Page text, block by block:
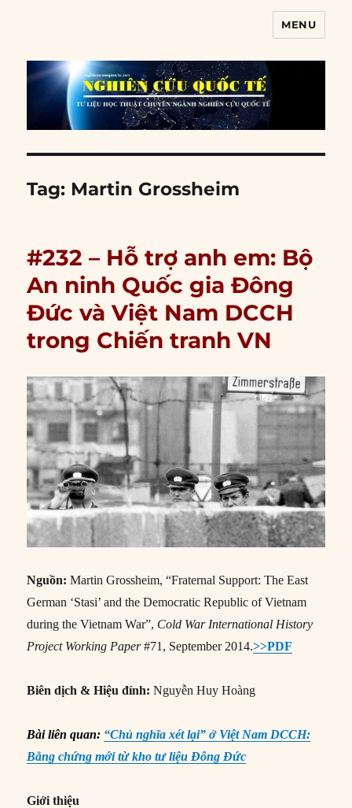
MENU
Tag: Martin Grossheim
#232 – Hỗ trợ anh em: Bộ
An ninh Quốc gia Đông
Đức và Việt Nam DCCH
trong Chiến tranh VN
Nguồn:Martin Grossheim, “Fraternal Support: The East
German ‘Stasi’ and the Democratic Republic of Vietnam
during the Vietnam War”, Cold War International History
Project Working Paper#71, September 2014.>>PDF
Biên dịch & Hiệu đính:Nguyễn Huy Hoàng
Bài liên quan: “Chủ nghĩa xét lại” ở Việt Nam DCCH:
Bằng chứng mới từ kho tư liệu Đông Đức
Giới thiệu